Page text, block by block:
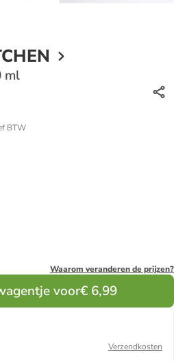
ml
BTW
Waarom veranderen de prijzen?
voor€ 6,99
Verzendkosten